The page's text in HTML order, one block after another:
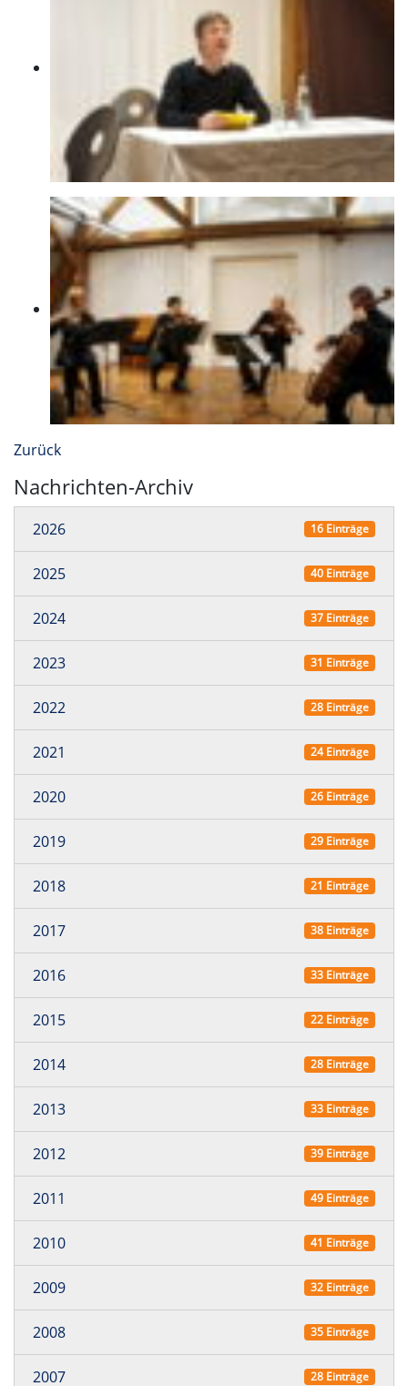
Zurück
Nachrichten-Archiv
2026 16 Einträge
2025 40 Einträge
2024 37 Einträge
2023 31 Einträge
2022 28 Einträge
2021 24 Einträge
2020 26 Einträge
2019 29 Einträge
2018 21 Einträge
2017 38 Einträge
2016 33 Einträge
2015 22 Einträge
2014 28 Einträge
2013 33 Einträge
2012 39 Einträge
2011 49 Einträge
2010 41 Einträge
2009 32 Einträge
2008 35 Einträge
2007 28 Einträge